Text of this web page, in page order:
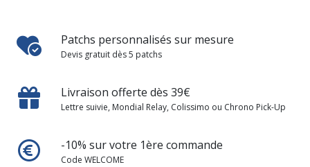
Patchs personnalisés sur mesure
Devis gratuit dès 5 patchs
Livraison offerte dès 39€
Lettre suivie, Mondial Relay, Colissimo ou Chrono Pick-Up
-10% sur votre 1ère commande
Code WELCOME